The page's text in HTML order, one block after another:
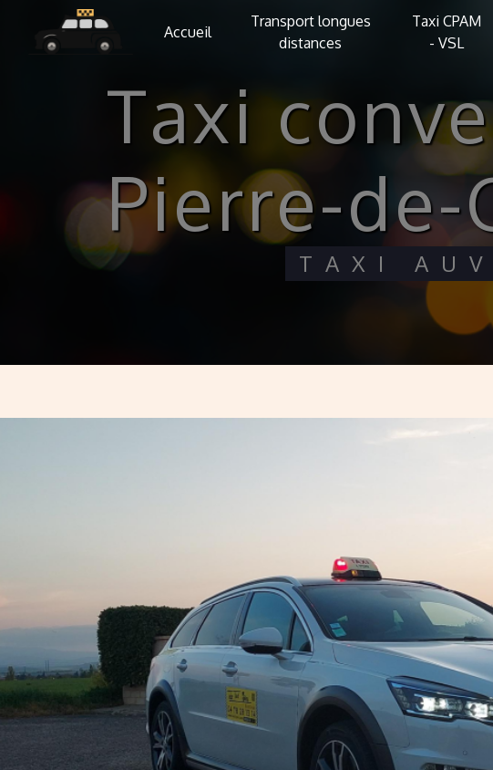
Accueil
Transport longues
distances
Taxi CPAM
- VSL
taxi conventionné Saint-
Pierre-de-
TAXI
Panneau de gestion des cookies